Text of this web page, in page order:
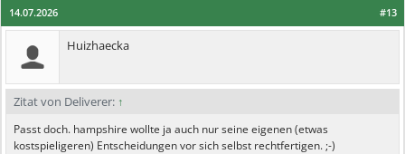
#13
14.07.2026
Huizhaecka
Zitat von Deliverer: ↑
Passt doch. hampshire wollte ja auch nur seine eigenen (etwas
kostspieligeren) Entscheidungen vor sich selbst rechtfertigen. ;-)